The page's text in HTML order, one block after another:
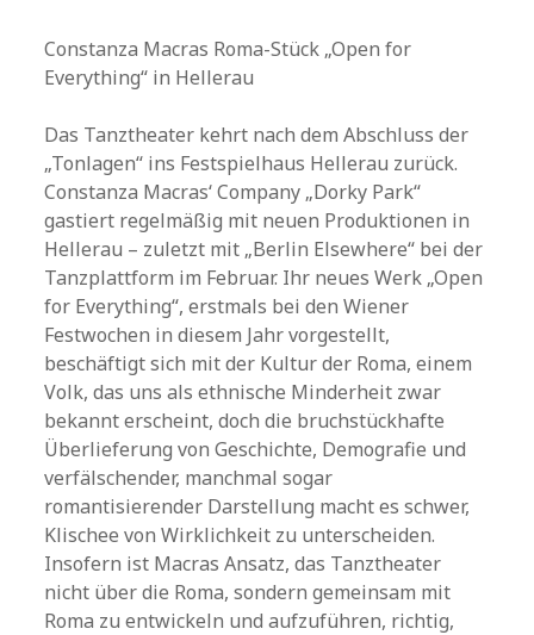
Constanza Macras Roma-Stück „Open for
Everything“ in Hellerau
Das Tanztheater kehrt nach dem Abschluss der
„Tonlagen“ ins Festspielhaus Hellerau zurück.
Constanza Macras‘ Company „Dorky Park“
gastiert regelmäßig mit neuen Produktionen in
Hellerau – zuletzt mit „Berlin Elsewhere“ bei der
Tanzplattform im Februar. Ihr neues Werk „Open
for Everything“, erstmals bei den Wiener
Festwochen in diesem Jahr vorgestellt,
beschäftigt sich mit der Kultur der Roma, einem
Volk, das uns als ethnische Minderheit zwar
bekannt erscheint, doch die bruchstückhafte
Überlieferung von Geschichte, Demografie und
verfälschender, manchmal sogar
romantisierender Darstellung macht es schwer,
Klischee von Wirklichkeit zu unterscheiden.
Insofern ist Macras Ansatz, das Tanztheater
nicht über die Roma, sondern gemeinsam mit
Roma zu entwickeln und aufzuführen, richtig,